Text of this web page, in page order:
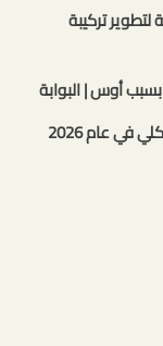
تركيبة
خطط لتجربة مثالية لمشاهدة كسوف الشمس الكلي في عام 2026